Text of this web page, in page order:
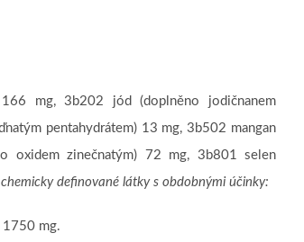
mg, 3b202 jód (doplněno jodičnanem
pentahydrátem) 13 mg, 3b502 mangan
oxidem zinečnatým) 72 mg, 3b801 selen
definované látky s obdobnými účinky:
1750 mg.